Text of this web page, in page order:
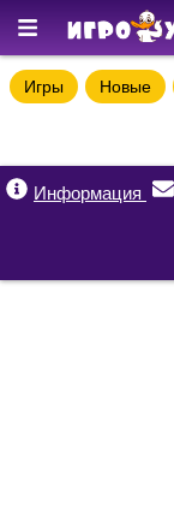
Игры Новые
Информация